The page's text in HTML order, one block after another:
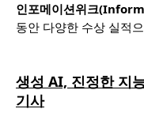
인포메이션위크
동안 다양한 수상 실적
생성 AI, 진정한 지
기사